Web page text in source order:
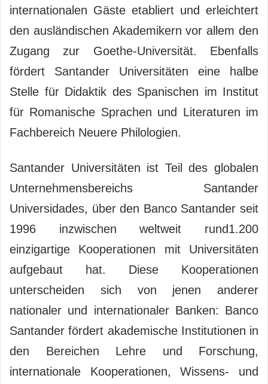
internationalen Gäste etabliert und erleichtert
den ausländischen Akademikern vor allem den
Zugang zur Goethe-Universität. Ebenfalls
fördert Santander Universitäten eine halbe
Stelle für Didaktik des Spanischen im Institut
für Romanische Sprachen und Literaturen im
Fachbereich Neuere Philologien.
Santander Universitäten ist Teil des globalen
Unternehmensbereichs Santander
Universidades, über den Banco Santander seit
1996 inzwischen weltweit rund1.200
einzigartige Kooperationen mit Universitäten
aufgebaut hat. Diese Kooperationen
unterscheiden sich von jenen anderer
nationaler und internationaler Banken: Banco
Santander fördert akademische Institutionen in
den Bereichen Lehre und Forschung,
internationale Kooperationen, Wissens- und